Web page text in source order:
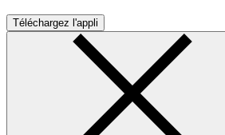
Téléchargez l'appli